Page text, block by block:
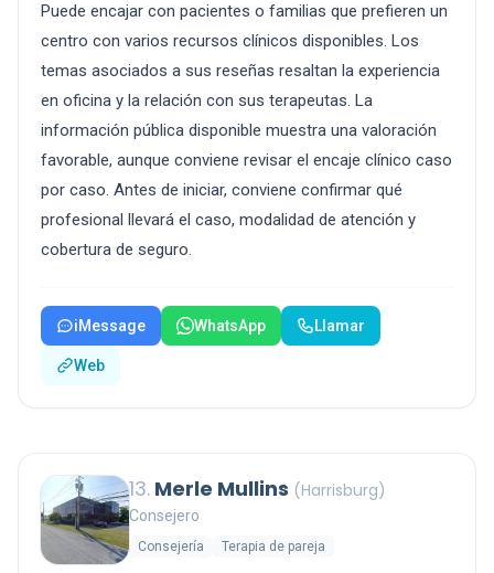
Puede encajar con pacientes o familias que prefieren un
centro con varios recursos clínicos disponibles. Los
temas asociados a sus reseñas resaltan la experiencia
en oficina y la relación con sus terapeutas. La
información pública disponible muestra una valoración
favorable, aunque conviene revisar el encaje clínico caso
por caso. Antes de iniciar, conviene confirmar qué
profesional llevará el caso, modalidad de atención y
cobertura de seguro.
iMessage WhatsApp Llamar
Web
13. Merle Mullins (Harrisburg)
Consejero
Consejería Terapia de pareja